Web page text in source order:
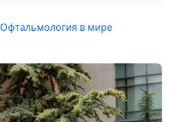
Офтальмология в мире